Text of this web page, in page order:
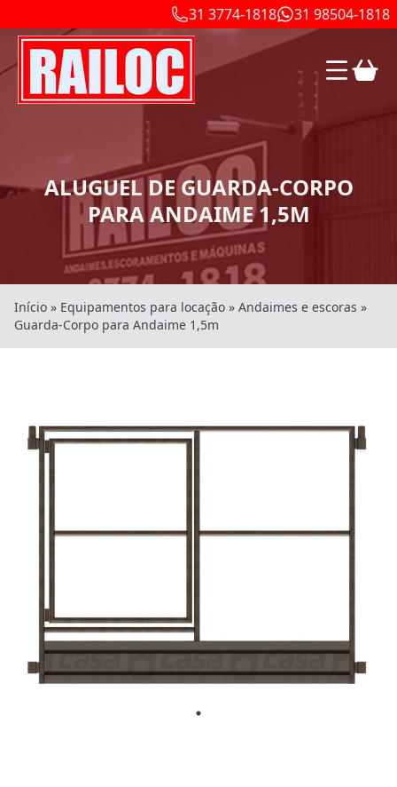
31 3774-1818 31 98504-1818
ALUGUEL DE GUARDA-CORPO
PARA ANDAIME 1,5M
Início » Equipamentos para locação » Andaimes e escoras »
Guarda-Corpo para Andaime 1,5m